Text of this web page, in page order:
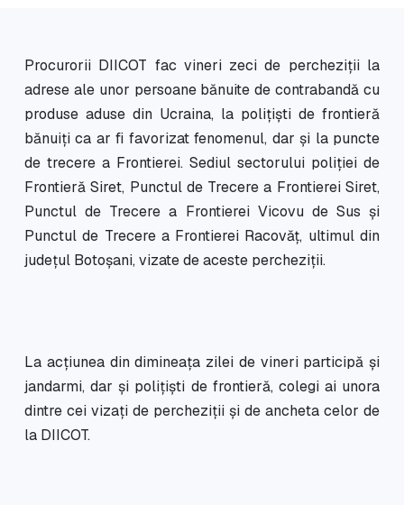
Procurorii DIICOT fac vineri zeci de percheziții la
adrese ale unor persoane bănuite de contrabandă cu
produse aduse din Ucraina, la polițiști de frontieră
bănuiți ca ar fi favorizat fenomenul, dar și la puncte
de trecere a Frontierei. Sediul sectorului poliției de
Frontieră Siret, Punctul de Trecere a Frontierei Siret,
Punctul de Trecere a Frontierei Vicovu de Sus și
Punctul de Trecere a Frontierei Racovăț, ultimul din
județul Botoșani, vizate de aceste percheziții.
La acțiunea din dimineața zilei de vineri participă și
jandarmi, dar și polițiști de frontieră, colegi ai unora
dintre cei vizați de percheziții și de ancheta celor de
la DIICOT.